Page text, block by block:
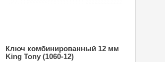
Ключ комбинированный 12 мм
King Tony (1060-12)